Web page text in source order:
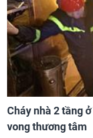
Cháy nhà 2 tầng
vong thương tâm